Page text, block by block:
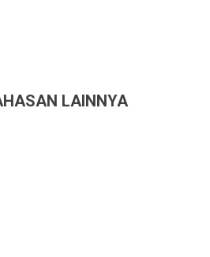
LAINNYA